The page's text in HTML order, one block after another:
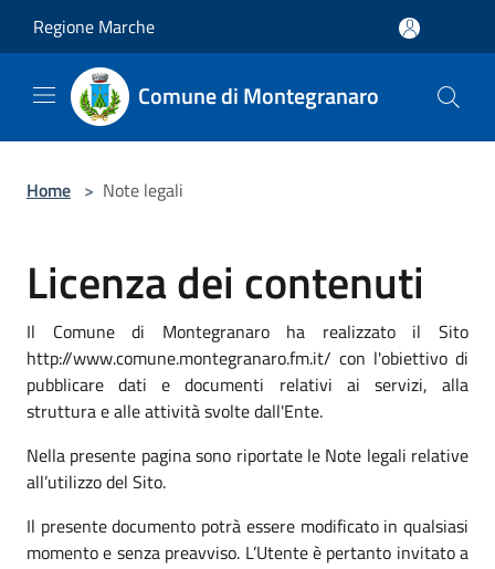
Regione Marche
Comune di Montegranaro
Home > Note legali
Licenza dei contenuti
Il Comune di Montegranaro ha realizzato il Sito
http://www.comune.montegranaro.fm.it/ con l'obiettivo di
pubblicare dati e documenti relativi ai servizi, alla
struttura e alle attività svolte dall'Ente.
Nella presente pagina sono riportate le Note legali relative
all’utilizzo del Sito.
Il presente documento potrà essere modificato in qualsiasi
momento e senza preavviso. L’Utente è pertanto invitato a